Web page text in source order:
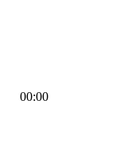
00:00